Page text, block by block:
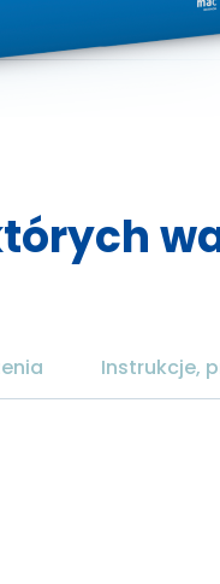
Instrukcje,